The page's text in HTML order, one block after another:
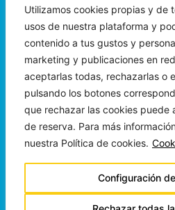
Utilizamos cookies propias y de
usos de nuestra plataforma y
contenido a tus gustos y
marketing y publicaciones en
aceptarlas todas, rechazarlas o
pulsando los botones
que rechazar las cookies puede
de reserva. Para más
nuestra Política de cookies.
Configuración
Damos la bienvenida a
organizaciones e individuos
misión. Para evaluar posibles
wepartner@riubee.com
Copyright © 2024
Todos los Derechos
Made with ❤︎